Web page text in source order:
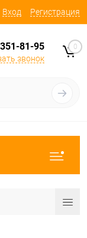
Вход Регистрация
81-95
звонок
0